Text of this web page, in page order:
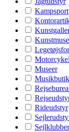
Kampsport
Museer
Rideudstyr
Sejlklubber